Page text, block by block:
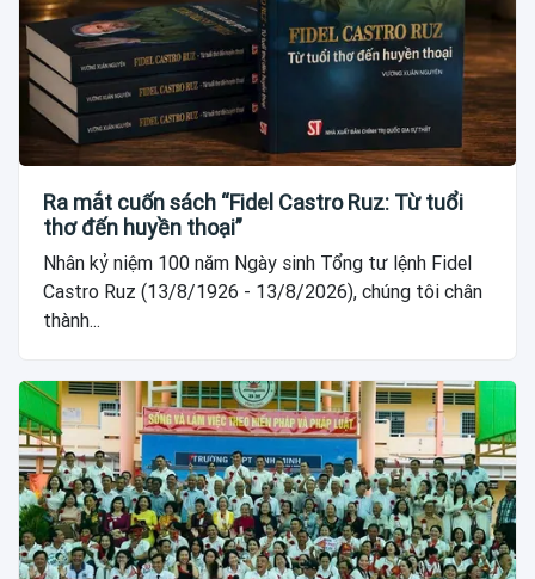
Ra mắt cuốn sách “Fidel Castro Ruz: Từ tuổi
thơ đến huyền thoại”
Nhân kỷ niệm 100 năm Ngày sinh Tổng tư lệnh Fidel
Castro Ruz (13/8/1926 - 13/8/2026), chúng tôi chân
thành...